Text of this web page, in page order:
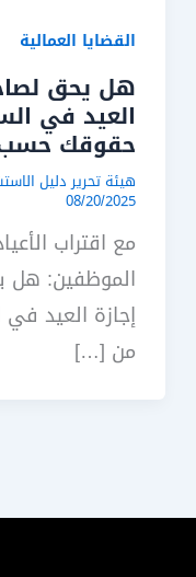
القضايا العمالية
هل يحق
العيد في
حقوقك حسب
هيئة تحرير دليل
08/20/2025
مع اقتراب
الموظفين:
إجازة العيد
من […]